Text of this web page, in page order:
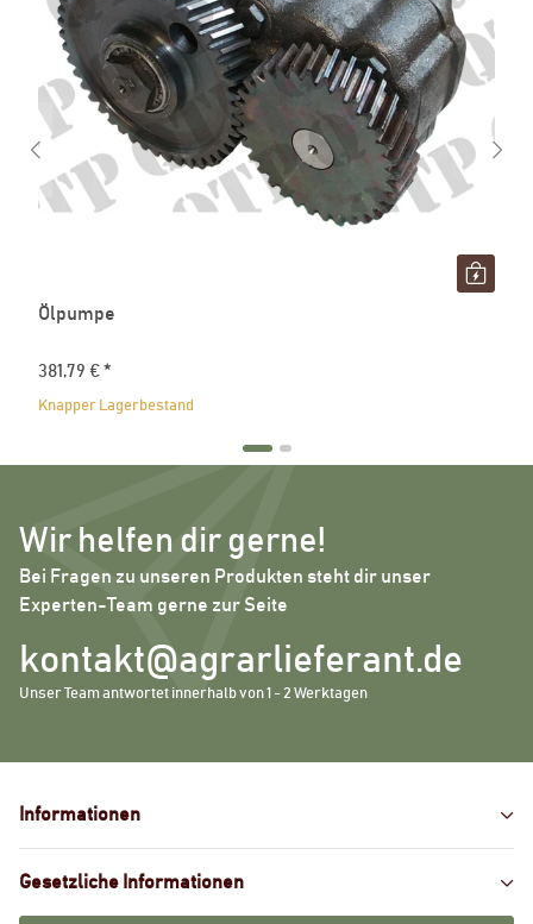
Ölpumpe
381,79 € *
Knapper Lagerbestand
Wir helfen dir gerne!
Bei Fragen zu unseren Produkten steht dir unser
Experten-Team gerne zur Seite
kontakt@agrarlieferant.de
Unser Team antwortet innerhalb von 1 - 2 Werktagen
Informationen
Gesetzliche Informationen